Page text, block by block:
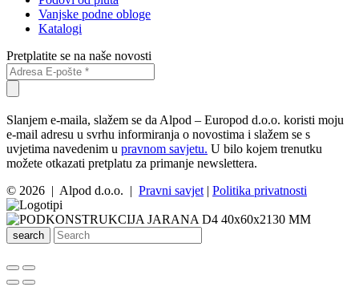
Vanjske podne obloge
Katalogi
Pretplatite se na naše novosti
Slanjem e-maila, slažem se da Alpod – Europod d.o.o. koristi moju
e-mail adresu u svrhu informiranja o novostima i slažem se s
uvjetima navedenim u pravnom savjetu. U bilo kojem trenutku
možete otkazati pretplatu za primanje newslettera.
© 2026 | Alpod d.o.o. | Pravni savjet | Politika privatnosti
search